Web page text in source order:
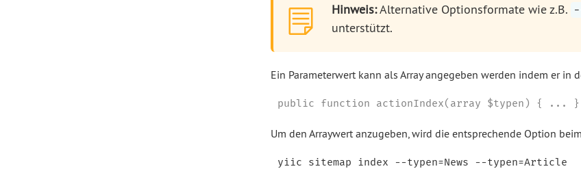
Hinweis:Alternative Optionsformate wie z.B.
unterstützt.
Ein Parameterwert kann als Array angegeben werden indem er in
public function actionIndex(array $typen) { ... }
Um den Arraywert anzugeben, wird die entsprechende Option